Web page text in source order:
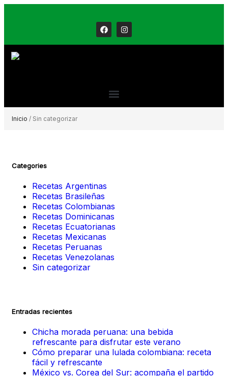
Inicio / Sin categorizar
Categories
Recetas Argentinas
Recetas Brasileñas
Recetas Colombianas
Recetas Dominicanas
Recetas Ecuatorianas
Recetas Mexicanas
Recetas Peruanas
Recetas Venezolanas
Sin categorizar
Entradas recientes
Chicha morada peruana: una bebida
refrescante para disfrutar este verano
Cómo preparar una lulada colombiana: receta
fácil y refrescante
México vs. Corea del Sur: acompaña el partido